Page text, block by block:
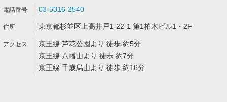
03-5316-2540
東京都杉並区上高井戸1-22-1 第1柏木ビル1・2F
京王線 芦花公園より 徒歩 約5分
京王線 八幡山より 徒歩 約7分
京王線 千歳烏山より 徒歩 約16分